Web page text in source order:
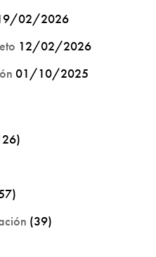
02/2026
12/02/2026
01/10/2025
(39)